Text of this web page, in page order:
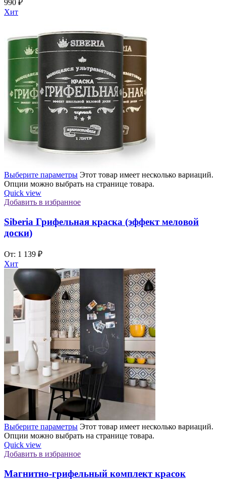
990 ₽
Хит
Выберите параметры Этот товар имеет несколько вариаций.
Опции можно выбрать на странице товара.
Quick view
Добавить в избранное
Siberia Грифельная краска (эффект меловой
доски)
От: 1 139 ₽
Хит
Выберите параметры Этот товар имеет несколько вариаций.
Опции можно выбрать на странице товара.
Quick view
Добавить в избранное
Магнитно-грифельный комплект красок